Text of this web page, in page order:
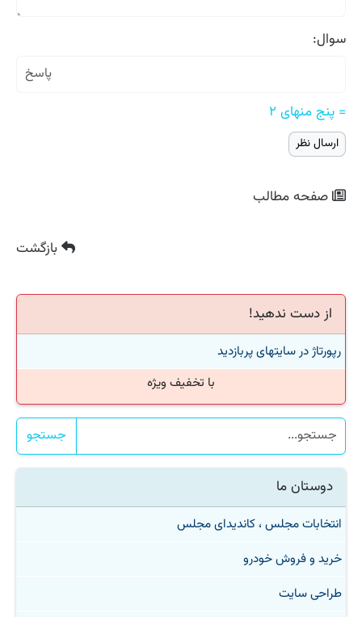
سوال:
= پنج منهای ۲
صفحه مطالب
بازگشت
از دست ندهید!
رپورتاژ در سایتهای پربازدید
با تخفیف ویژه
جستجو
دوستان ما
انتخابات مجلس ، کاندیدای مجلس
خرید و فروش خودرو
طراحی سایت